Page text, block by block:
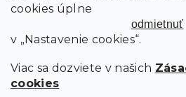
cookies úplne
odmietnuť
v „Nastavenie cookies“.
Viac sa dozviete v našich
cookies